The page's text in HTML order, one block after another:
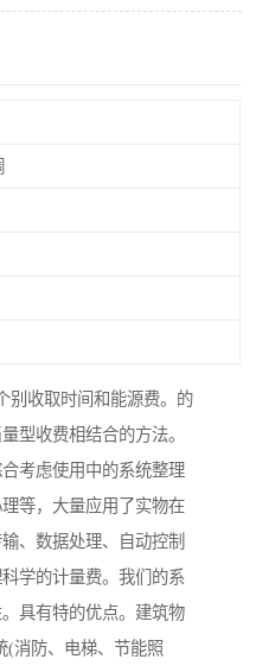
别收取时间和能源费。的
型收费相结合的方法。
考虑使用中的系统整理
等，大量应用了实物在
、数据处理、自动控制
学的计量费。我们的系
具有特的优点。建筑物
(消防、电梯、节能照